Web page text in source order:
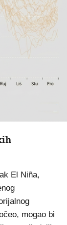
El Niña,
mogao bi